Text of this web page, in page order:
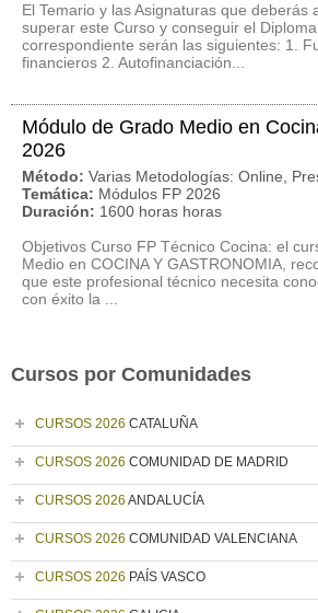
El Temario y las Asignaturas que deberás
superar este Curso y conseguir el
correspondiente serán las siguientes: 1.
financieros 2. Autofinanciación...
Módulo de Grado Medio en
2026
Método: Varias Metodologías: Online,
Temática: Módulos FP 2026
Duración: 1600 horas horas
Objetivos Curso FP Técnico Cocina: el
Medio en COCINA Y GASTRONOMIA,
que este profesional técnico necesita
con éxito la ...
Cursos por Comunidades
CURSOS 2026 CATALUÑA
CURSOS 2026 COMUNIDAD DE MADRID
CURSOS 2026 ANDALUCÍA
CURSOS 2026 COMUNIDAD VALENCIANA
CURSOS 2026 PAÍS VASCO